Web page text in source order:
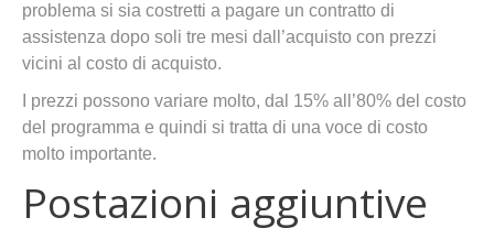
problema si sia costretti a pagare un contratto di
assistenza dopo soli tre mesi dall’acquisto con prezzi
vicini al costo di acquisto.
I prezzi possono variare molto, dal 15% all’80% del costo
del programma e quindi si tratta di una voce di costo
molto importante.
Postazioni aggiuntive